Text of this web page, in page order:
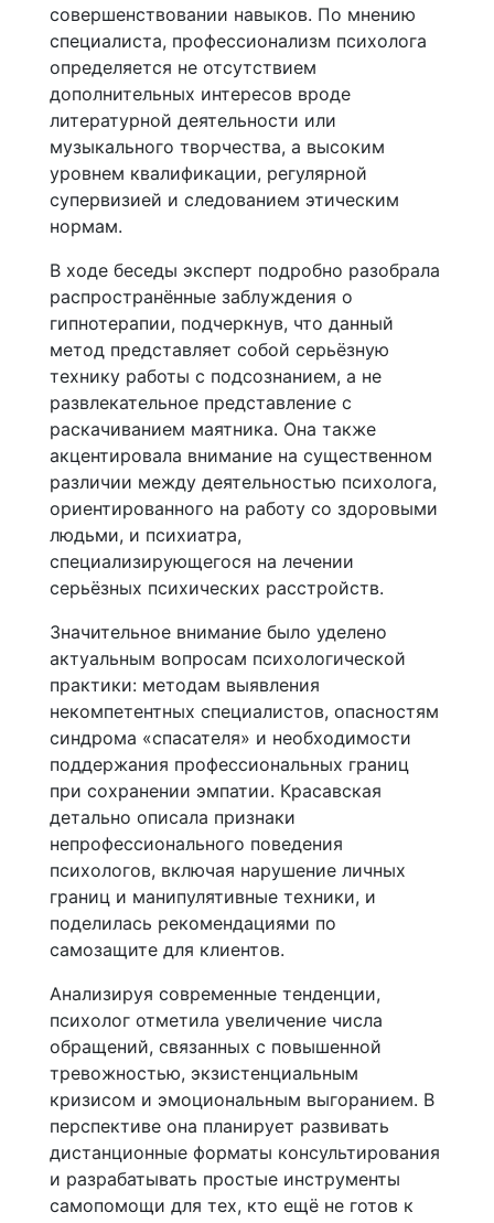
совершенствовании навыков. По мнению
специалиста, профессионализм психолога
определяется не отсутствием
дополнительных интересов вроде
литературной деятельности или
музыкального творчества, а высоким
уровнем квалификации, регулярной
супервизией и следованием этическим
нормам.
В ходе беседы эксперт подробно разобрала
распространённые заблуждения о
гипнотерапии, подчеркнув, что данный
метод представляет собой серьёзную
технику работы с подсознанием, а не
развлекательное представление с
раскачиванием маятника. Она также
акцентировала внимание на существенном
различии между деятельностью психолога,
ориентированного на работу со здоровыми
людьми, и психиатра,
специализирующегося на лечении
серьёзных психических расстройств.
Значительное внимание было уделено
актуальным вопросам психологической
практики: методам выявления
некомпетентных специалистов, опасностям
синдрома «спасателя» и необходимости
поддержания профессиональных границ
при сохранении эмпатии. Красавская
детально описала признаки
непрофессионального поведения
психологов, включая нарушение личных
границ и манипулятивные техники, и
поделилась рекомендациями по
самозащите для клиентов.
Анализируя современные тенденции,
психолог отметила увеличение числа
обращений, связанных с повышенной
тревожностью, экзистенциальным
кризисом и эмоциональным выгоранием. В
перспективе она планирует развивать
дистанционные форматы консультирования
и разрабатывать простые инструменты
самопомощи для тех, кто ещё не готов к